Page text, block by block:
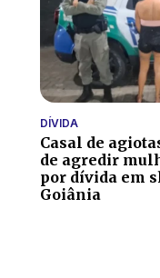
DÍVIDA
Casal de
de agredir
por dívida em
Goiânia